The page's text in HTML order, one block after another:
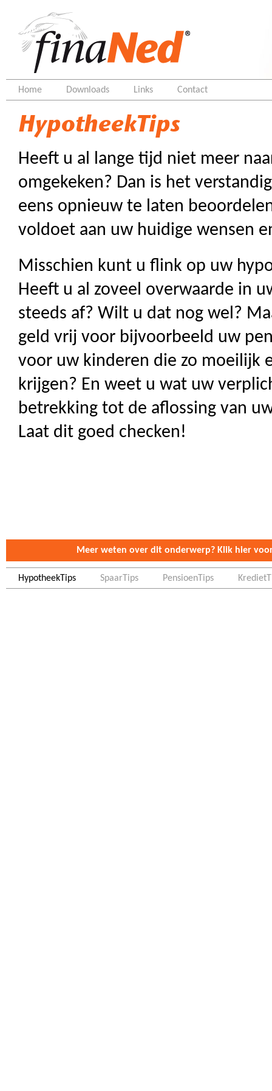
Home Downloads Links Contact
HypotheekTips
Heeft u al lange tijd niet meer
omgekeken? Dan is het
eens opnieuw te laten
voldoet aan uw huidige wensen
Misschien kunt u flink op uw
Heeft u al zoveel overwaarde in
steeds af? Wilt u dat nog wel?
geld vrij voor bijvoorbeeld uw
voor uw kinderen die zo moeilijk
krijgen? En weet u wat uw
betrekking tot de aflossing van
Laat dit goed checken!
Meer weten over dit onderwerp? Klik hier
HypotheekTips SpaarTips PensioenTips